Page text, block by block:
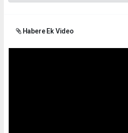
Habere Ek Video